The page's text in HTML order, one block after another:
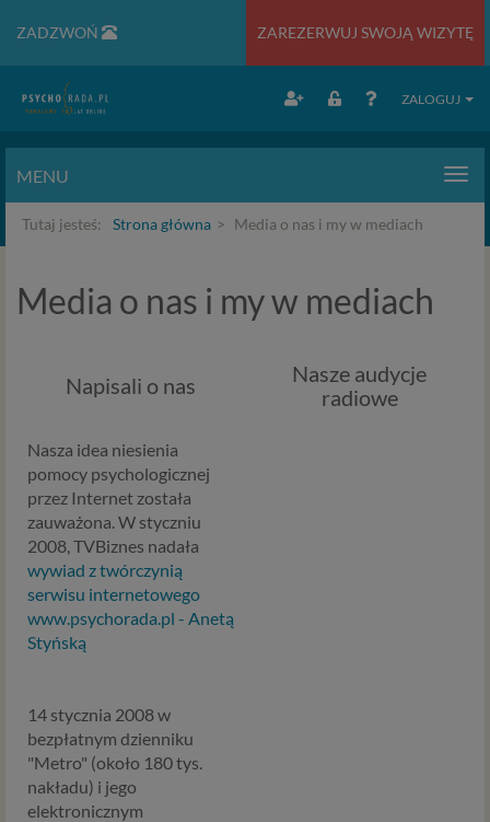
ZADZWOŃ ZAREZERWUJ SWOJĄ WIZYTĘ
ZALOGUJ
MENU
Tutaj jesteś: Strona główna Media o nas i my w mediach
Media o nas i my w mediach
Napisali o nas
Nasze audycje
radiowe
Nasza idea niesienia
pomocy psychologicznej
przez Internet została
zauważona. W styczniu
2008, TVBiznes nadała
wywiad z twórczynią
serwisu internetowego
www.psychorada.pl - Anetą
Styńską
14 stycznia 2008 w
bezpłatnym dzienniku
"Metro" (około 180 tys.
nakładu) i jego
elektronicznym